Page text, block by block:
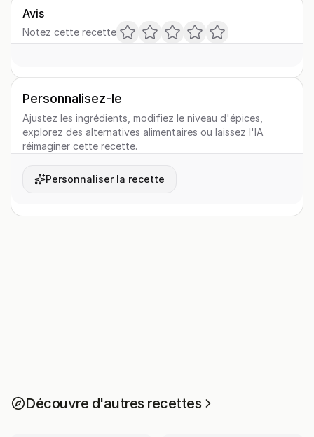
Avis
Notez cette recette
Personnalisez-le
Ajustez les ingrédients, modifiez le niveau d'épices,
explorez des alternatives alimentaires ou laissez l'IA
réimaginer cette recette.
Personnaliser la recette
Découvre d'autres recettes